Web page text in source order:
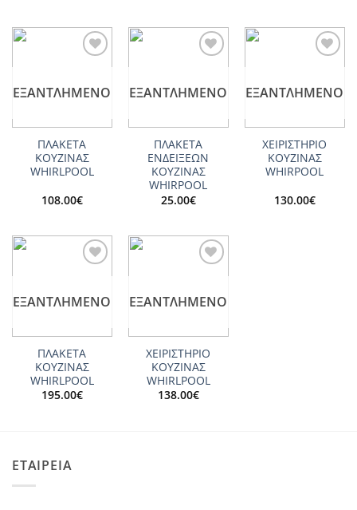
ΕΞΑΝΤΛΗΜΈΝΟ
ΠΛΑΚΕΤΑ
ΚΟΥΖΙΝΑΣ
WHIRLPOOL
108.00€
ΕΞΑΝΤΛΗΜΈΝΟ
ΠΛΑΚΕΤΑ
ΕΝΔΕΙΞΕΩΝ
ΚΟΥΖΙΝΑΣ
WHIRPOOL
25.00€
ΕΞΑΝΤΛΗΜΈΝΟ
ΧΕΙΡΙΣΤΗΡΙΟ
ΚΟΥΖΙΝΑΣ
WHIRPOOL
130.00€
ΕΞΑΝΤΛΗΜΈΝΟ
ΠΛΑΚΕΤΑ
ΚΟΥΖΙΝΑΣ
WHIRLPOOL
195.00€
ΕΞΑΝΤΛΗΜΈΝΟ
ΧΕΙΡΙΣΤΗΡΙΟ
ΚΟΥΖΙΝΑΣ
WHIRLPOOL
138.00€
ΕΤΑΙΡΕΙΑ